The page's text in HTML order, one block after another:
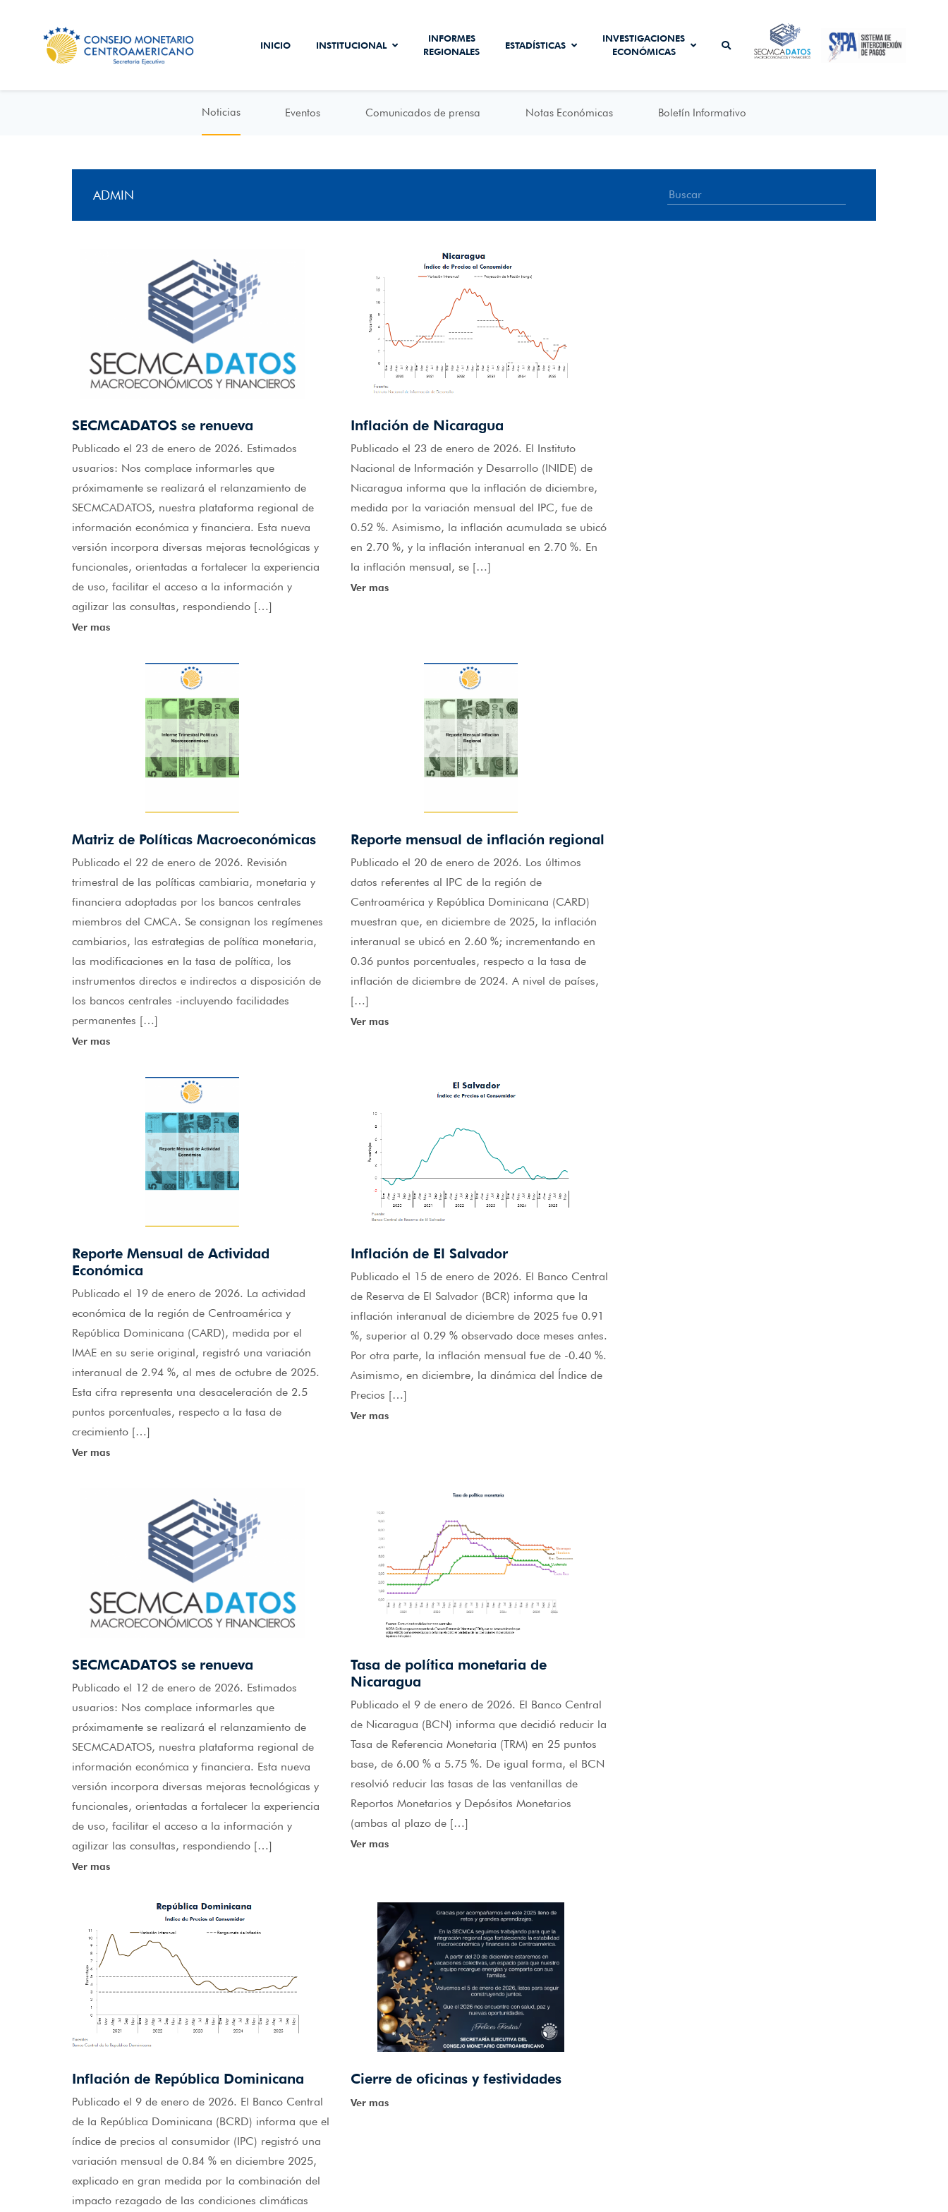
INICIO INSTITUCIONAL
INFORMES
REGIONALES
ESTADÍSTICAS
INVESTIGACIONES
ECONÓMICAS
SECMCA
DATOS
SISTEMA DE
INTERCONEXIÓN
DE PAGOS
Noticias Eventos Comunicados de prensa Notas Económicas Boletín Informativo
ADMIN
SECMCADATOS se renueva
Publicado el 23 de enero de 2026. Estimados
usuarios: Nos complace informarles que
próximamente se realizará el relanzamiento de
SECMCADATOS, nuestra plataforma regional de
información económica y financiera. Esta nueva
versión incorpora diversas mejoras tecnológicas y
funcionales, orientadas a fortalecer la experiencia
de uso, facilitar el acceso a la información y
agilizar las consultas, respondiendo […]
Ver mas
Inflación de Nicaragua
Publicado el 23 de enero de 2026. El Instituto
Nacional de Información y Desarrollo (INIDE) de
Nicaragua informa que la inflación de diciembre,
medida por la variación mensual del IPC, fue de
0.52 %. Asimismo, la inflación acumulada se ubicó
en 2.70 %, y la inflación interanual en 2.70 %. En
la inflación mensual, se […]
Ver mas
Matriz de Políticas Macroeconómicas
Publicado el 22 de enero de 2026. Revisión
trimestral de las políticas cambiaria, monetaria y
financiera adoptadas por los bancos centrales
miembros del CMCA. Se consignan los regímenes
cambiarios, las estrategias de política monetaria,
las modificaciones en la tasa de política, los
instrumentos directos e indirectos a disposición de
los bancos centrales -incluyendo facilidades
permanentes […]
Ver mas
Reporte mensual de inflación regional
Publicado el 20 de enero de 2026. Los últimos
datos referentes al IPC de la región de
Centroamérica y República Dominicana (CARD)
muestran que, en diciembre de 2025, la inflación
interanual se ubicó en 2.60 %; incrementando en
0.36 puntos porcentuales, respecto a la tasa de
inflación de diciembre de 2024. A nivel de países,
[…]
Ver mas
Reporte Mensual de Actividad
Económica
Publicado el 19 de enero de 2026. La actividad
económica de la región de Centroamérica y
República Dominicana (CARD), medida por el
IMAE en su serie original, registró una variación
interanual de 2.94 %, al mes de octubre de 2025.
Esta cifra representa una desaceleración de 2.5
puntos porcentuales, respecto a la tasa de
crecimiento […]
Ver mas
Inflación de El Salvador
Publicado el 15 de enero de 2026. El Banco Central
de Reserva de El Salvador (BCR) informa que la
inflación interanual de diciembre de 2025 fue 0.91
%, superior al 0.29 % observado doce meses antes.
Por otra parte, la inflación mensual fue de -0.40 %.
Asimismo, en diciembre, la dinámica del Índice de
Precios […]
Ver mas
SECMCADATOS se renueva
Publicado el 12 de enero de 2026. Estimados
usuarios: Nos complace informarles que
próximamente se realizará el relanzamiento de
SECMCADATOS, nuestra plataforma regional de
información económica y financiera. Esta nueva
versión incorpora diversas mejoras tecnológicas y
funcionales, orientadas a fortalecer la experiencia
de uso, facilitar el acceso a la información y
agilizar las consultas, respondiendo […]
Ver mas
Tasa de política monetaria de
Nicaragua
Publicado el 9 de enero de 2026. El Banco Central
de Nicaragua (BCN) informa que decidió reducir la
Tasa de Referencia Monetaria (TRM) en 25 puntos
base, de 6.00 % a 5.75 %. De igual forma, el BCN
resolvió reducir las tasas de las ventanillas de
Reportos Monetarios y Depósitos Monetarios
(ambas al plazo de […]
Ver mas
Inflación de República Dominicana
Publicado el 9 de enero de 2026. El Banco Central
de la República Dominicana (BCRD) informa que el
índice de precios al consumidor (IPC) registró una
variación mensual de 0.84 % en diciembre 2025,
explicado en gran medida por la combinación del
impacto rezagado de las condiciones climáticas
Cierre de oficinas y festividades
Ver mas